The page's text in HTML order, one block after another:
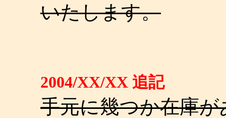
いたします。
2004/XX/XX 追記
手元に幾つか在庫